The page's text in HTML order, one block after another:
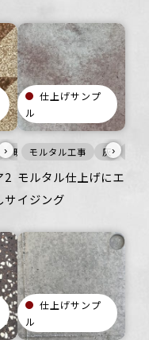
る ざらざら オフィス
暖色 壁 床 つるつる
›
2
サ
仕上げサンプ
ル
モルタル工事 灰›
モルタル仕上げにエ
イジング
仕上げサンプ
ル